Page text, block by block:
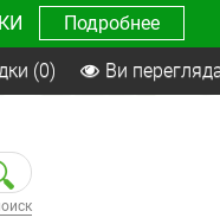
Подробнее
(0) Ви